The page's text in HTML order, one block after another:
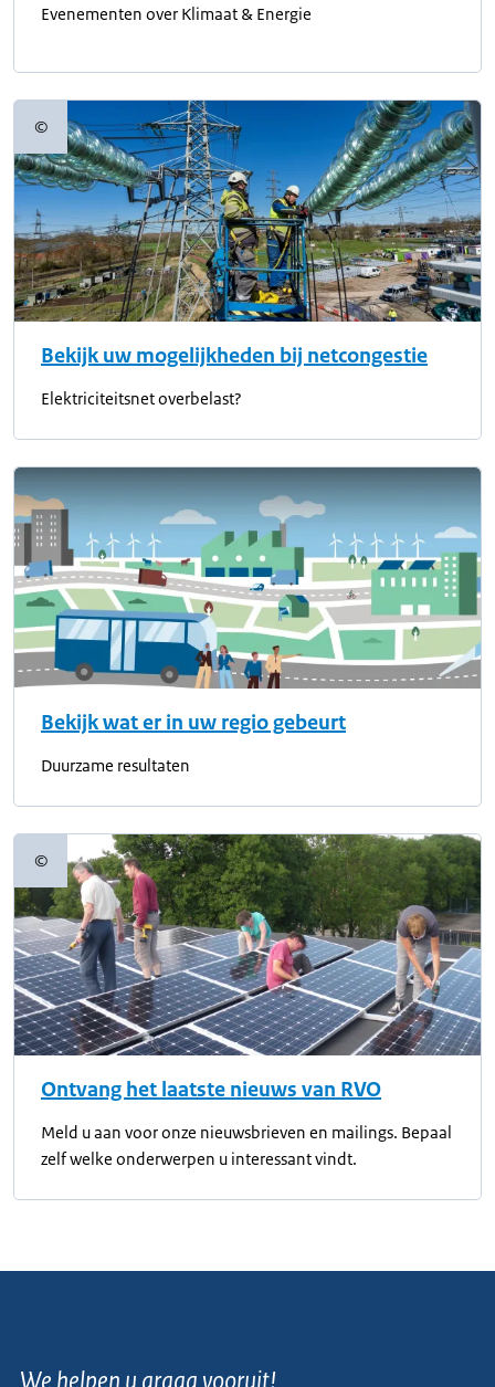
Evenementen over Klimaat & Energie
©Copyrightinformatie
Bekijk uw mogelijkheden bij netcongestie
Elektriciteitsnet overbelast?
Bekijk wat er in uw regio gebeurt
Duurzame resultaten
©Copyrightinformatie
Ontvang het laatste nieuws van RVO
Meld u aan voor onze nieuwsbrieven en mailings. Bepaal
zelf welke onderwerpen u interessant vindt.